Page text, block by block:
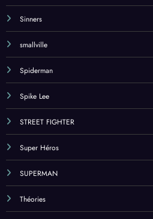
Sinners
smallville
Spiderman
Spike Lee
STREET FIGHTER
Super Héros
SUPERMAN
Théories